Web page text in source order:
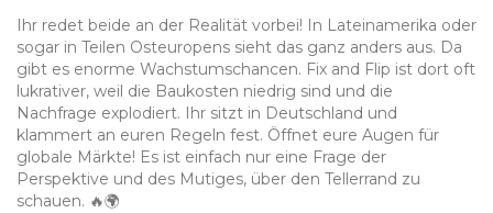
Ihr redet beide an der Realität vorbei! In Lateinamerika oder
sogar in Teilen Osteuropens sieht das ganz anders aus. Da
gibt es enorme Wachstumschancen. Fix and Flip ist dort oft
lukrativer, weil die Baukosten niedrig sind und die
Nachfrage explodiert. Ihr sitzt in Deutschland und
klammert an euren Regeln fest. Öffnet eure Augen für
globale Märkte! Es ist einfach nur eine Frage der
Perspektive und des Mutiges, über den Tellerrand zu
schauen. 🔥🌍